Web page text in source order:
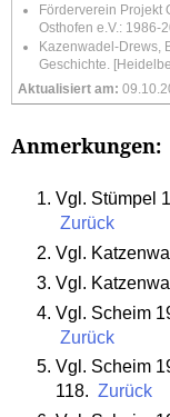
Förderverein Projekt
Osthofen e.V.: 1986-
Kazenwadel-Drews,
Geschichte.
Aktualisiert am:
Anmerkungen:
Vgl. Stümpel
Zurück
Vgl.
Vgl.
Vgl. Scheim
Zurück
Vgl. Scheim
118. Zurück